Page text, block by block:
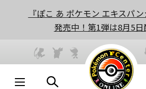
『ぽこ あ ポケモン エキスパン
発売中！第1弾は8月5日